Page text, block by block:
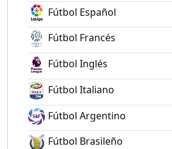
Fútbol Español
Fútbol Francés
Fútbol Inglés
Fútbol Italiano
Fútbol Argentino
Fútbol Brasileño